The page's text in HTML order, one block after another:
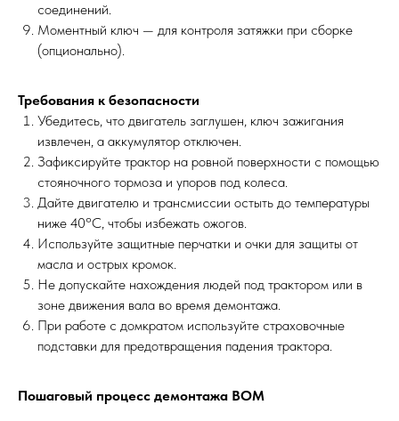
соединений.
Моментный ключ — для контроля затяжки при сборке
(опционально).
Требования к безопасности
Убедитесь, что двигатель заглушен, ключ зажигания
извлечен, а аккумулятор отключен.
Зафиксируйте трактор на ровной поверхности с помощью
стояночного тормоза и упоров под колеса.
Дайте двигателю и трансмиссии остыть до температуры
ниже 40°C, чтобы избежать ожогов.
Используйте защитные перчатки и очки для защиты от
масла и острых кромок.
Не допускайте нахождения людей под трактором или в
зоне движения вала во время демонтажа.
При работе с домкратом используйте страховочные
подставки для предотвращения падения трактора.
Пошаговый процесс демонтажа ВОМ